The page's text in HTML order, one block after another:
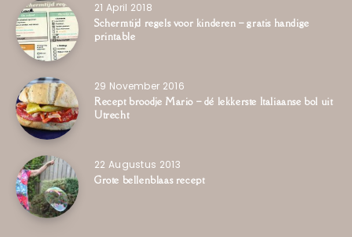
21 April 2018
Schermtijd regels voor kinderen – gratis handige
printable
29 November 2016
Recept broodje Mario – dé lekkerste Italiaanse bol uit
Utrecht
22 Augustus 2013
Grote bellenblaas recept